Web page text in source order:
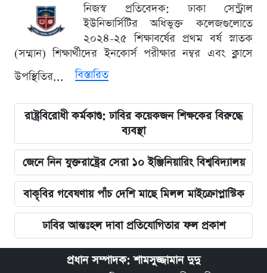
নিজস্ব প্রতিবেদক: ঢাকা সেন্ট্রাল
ইউনিভার্সিটির অধিভুক্ত কলেজগুলোতে
২০২৪-২৫ শিক্ষাবর্ষের প্রথম বর্ষ স্নাতক
(সম্মান) শিক্ষার্থীদের ইনকোর্স পরীক্ষার নম্বর এবং ক্লাসে
উপস্থিতির...
বিস্তারিত
রাষ্ট্রবিরোধী কর্মকাণ্ড: ঢাবির কয়েকজন শিক্ষকের বিরুদ্ধে
ব্যবস্থা
জেনে নিন যুক্তরাষ্ট্রের সেরা ১০ ইঞ্জিনিয়ারিং বিশ্ববিদ্যালয়
বাকৃবির গবেষণায় পাঁচ দেশি মাছে মিলল মাইক্রোপ্লাস্টিক
ঢাবির আন্তঃহল দাবা প্রতিযোগিতার ফল প্রকাশ
প্রধান সম্পাদক: শামসুজ্জামান দুদু